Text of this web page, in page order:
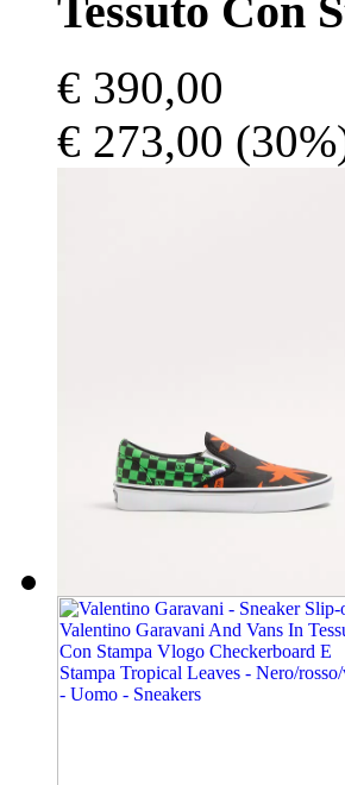
Tessuto Con
€ 390,00
€ 273,00